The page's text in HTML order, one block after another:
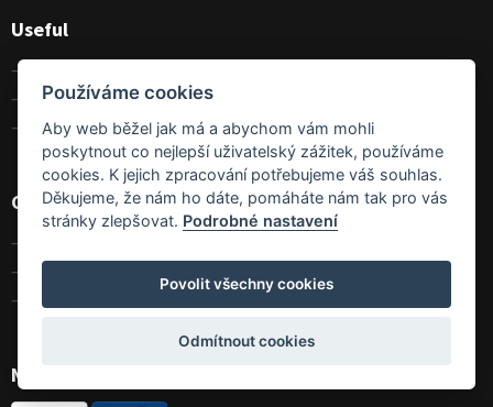
Useful
GDPR
Size charts
Contact
About us
Wholesales
Nakupte u nás jednoduše a bezpečně
Používáme cookies
Aby web běžel jak má a abychom vám mohli
poskytnout co nejlepší uživatelský zážitek, používáme
cookies. K jejich zpracování potřebujeme váš souhlas.
Děkujeme, že nám ho dáte, pomáháte nám tak pro vás
stránky zlepšovat. Podrobné nastavení
Povolit všechny cookies
Odmítnout cookies